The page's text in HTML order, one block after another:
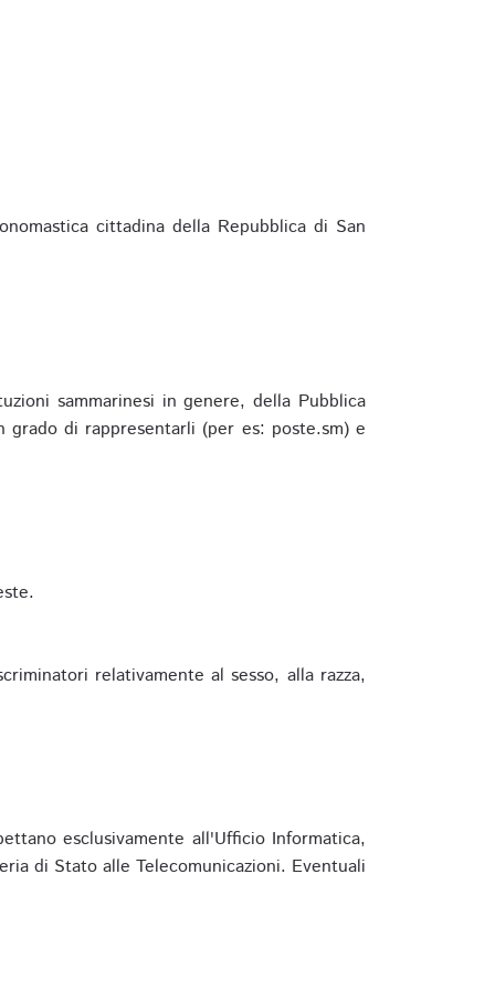
cittadina della Repubblica di San
sammarinesi in genere, della Pubblica
di rappresentarli (per es: poste.sm) e
relativamente al sesso, alla razza,
esclusivamente all'Ufficio Informatica,
di Stato alle Telecomunicazioni. Eventuali